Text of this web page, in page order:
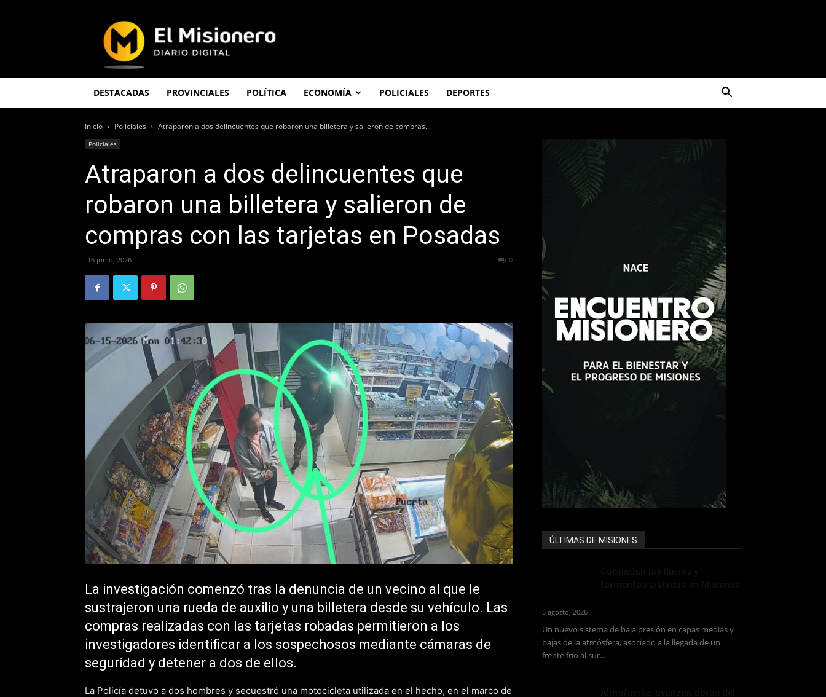
Misionero
DESTACADAS PROVINCIALES POLÍTICA ECONOMÍA POLICIALES DEPORTES
Inicio Policiales Atraparon a dos delincuentes que robaron una billetera y salieron de compras...
Policiales
Atraparon a dos delincuentes que
robaron una billetera y salieron de
compras con las tarjetas en Posadas
16 junio, 2026 0
La investigación comenzó tras la denuncia de un vecino al que le
sustrajeron una rueda de auxilio y una billetera desde su vehículo. Las
compras realizadas con las tarjetas robadas permitieron a los
investigadores identificar a los sospechosos mediante cámaras de
seguridad y detener a dos de ellos.
La Policía detuvo a dos hombres y secuestró una motocicleta utilizada en el hecho, en el marco de
ÚLTIMAS DE MISIONES
5 agosto, 2026
Un nuevo sistema de baja presión en capas medias y
bajas de la atmósfera, asociado a la llegada de un
frente frío al sur...